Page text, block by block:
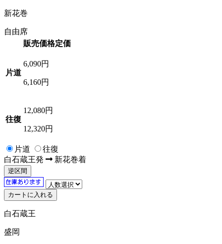
新花巻
自由席
販売価格定価
片道
6,090円
6,160円
往復
12,080円
12,320円
片道
往復
白石蔵王発 新花巻着
逆区間
白石蔵王
盛岡